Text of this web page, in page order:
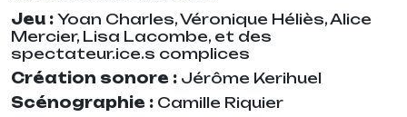
Jeu : Yoan Charles, Véronique Héliès, Alice
Mercier, Lisa Lacombe, et des
spectateur.ice.s complices
Création sonore : Jérôme Kerihuel
Scénographie : Camille Riquier